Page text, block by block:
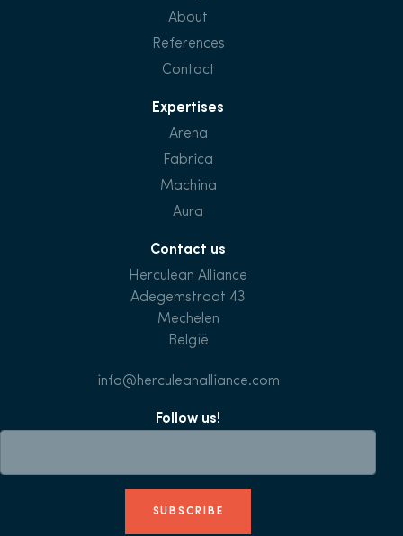
About
References
Contact
Expertises
Arena
Fabrica
Machina
Aura
Contact us
Herculean Alliance
Adegemstraat 43
Mechelen
België
info@herculeanalliance.com
Follow us!
SUBSCRIBE